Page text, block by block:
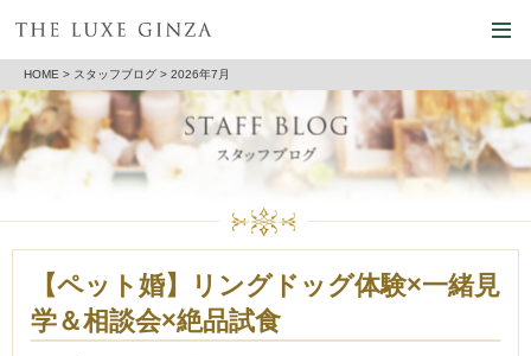
HOME > スタッフブログ > 2026年7月
【ペット婚】リングドッグ体験×一緒見
学＆相談会×絶品試食